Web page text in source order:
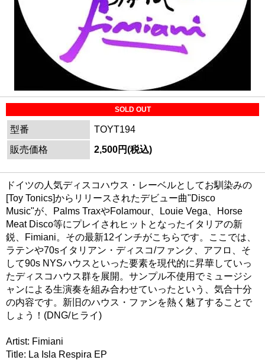
SOLD OUT
型番
TOYT194
販売価格
2,500円(税込)
ドイツの人気ディスコハウス・レーベルとしてお馴染みの
[Toy Tonics]からリリースされたデビュー曲"Disco
Music"が、Palms TraxやFolamour、Louie Vega、Horse
Meat Disco等にプレイされヒットとなったイタリアの新
鋭、Fimiani。その最新12インチがこちらです。ここでは、
ラテンや70sイタリアン・ディスコ/ファンク、アフロ、そ
して90s NYSハウスといった要素を現代的に昇華していっ
たディスコハウス群を展開。サンプル不使用でミュージシ
ャンによる生演奏を組み合わせていったという、気合十分
の内容です。新旧のハウス・ファンを熱く魅了することで
しょう！(DNG/ヒライ)
Artist: Fimiani
Title: La Isla Respira EP